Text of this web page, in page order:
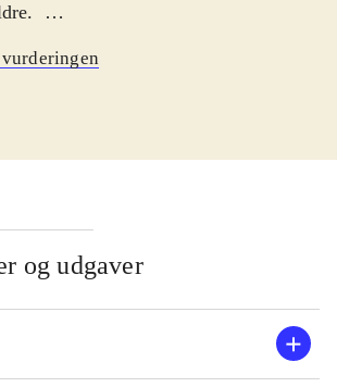
.
tid, hvor vi gennem
tæt ved Jorden,
en ny, bæredygtig og
verdensorden kan tage
Forfatteren H. G.
i denne periode meget i
verdensordener,
UtopiaThe world set
og udgaver